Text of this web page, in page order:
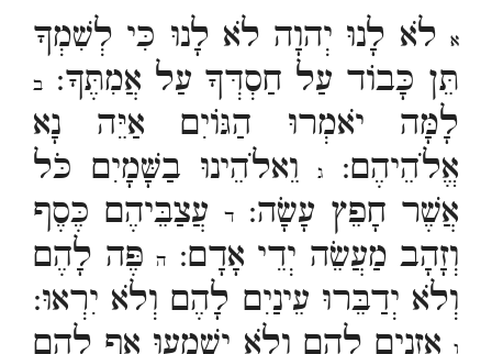
א לֹא לָנוּ יְהוָה לֹא לָנוּ כִּי לְשִׁמְךָ
תֵּן כָּבוֹד עַל חַסְדְּךָ עַל אֲמִתֶּךָ:
ב
לָמָּה יֹאמְרוּ הַגּוֹיִם אַיֵּה נָא
אֱלֹהֵיהֶם:
ג
וֵאלֹהֵינוּ בַשָּׁמָיִם כֹּל
אֲשֶׁר חָפֵץ עָשָׂה:ד
עֲצַבֵּיהֶם כֶּסֶף
וְזָהָב מַעֲשֵׂה יְדֵי אָדָם:
ה פֶּה לָהֶם
וְלֹא יְדַבֵּרוּ עֵינַיִם לָהֶם וְלֹא יִרְאוּ:
ו אָזְנַיִם לָהֶם וְלֹא יִשְׁמָעוּ אַף לָהֶם